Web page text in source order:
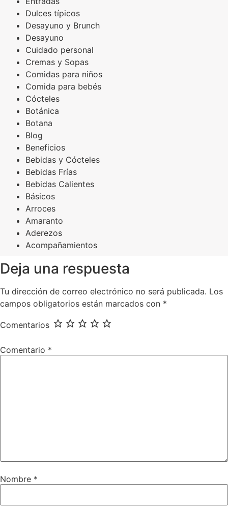
Dulces típicos
Desayuno y Brunch
Desayuno
Cuidado personal
Cremas y Sopas
Comidas para niños
Comida para bebés
Cócteles
Botánica
Botana
Blog
Beneficios
Bebidas y Cócteles
Bebidas Frías
Bebidas Calientes
Básicos
Arroces
Amaranto
Aderezos
Acompañamientos
Deja una respuesta
Tu dirección de correo electrónico no será publicada. Los
campos obligatorios están marcados con *
Comentarios
Comentario *
Nombre *